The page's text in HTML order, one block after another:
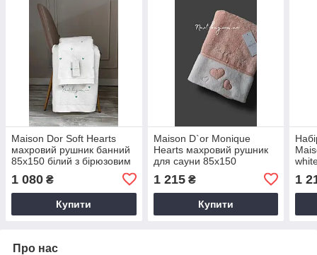
Maison Dor Soft Hearts
махровий рушник банний
85х150 білий з бірюзовим
1 080 ₴
Купити
Maison D`or Monique
Hearts махровий рушник
для сауни 85х150
1 215₴
Купити
1
Про нас